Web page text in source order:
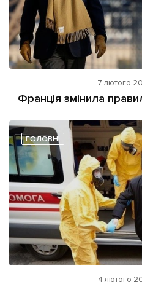
7 лютого
Франція змінила
ГОЛОВНІ
4 лютого